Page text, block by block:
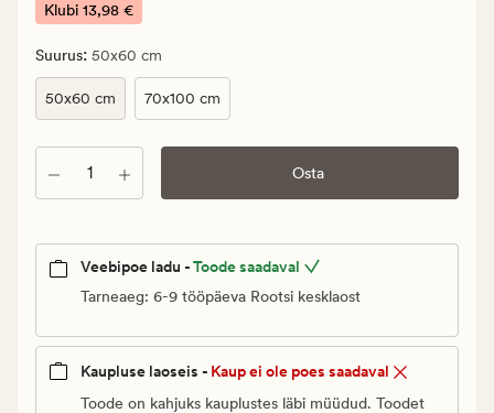
€.
13,98
Klubi 13,98 €
Suurus: 50x60 cm
50x60 cm 70x100 cm
Kogus Osta
Veebipoe ladu -Toode saadaval
Tarneaeg: 6-9 tööpäeva Rootsi kesklaost
Kaupluse laoseis - Kaup ei ole poes saadaval
Toode on kahjuks kauplustes läbi müüdud. Toodet